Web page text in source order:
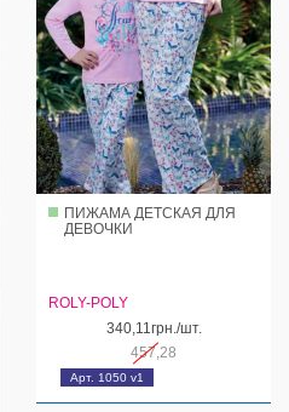
Арт. 1050 v1
ПИЖАМА ДЕТСКАЯ ДЛЯ
ДЕВОЧКИ
ROLY-POLY
340,11грн./шт.
457,28